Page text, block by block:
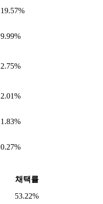
19.57%
9.99%
2.75%
2.01%
1.83%
0.27%
채택률
53.22%